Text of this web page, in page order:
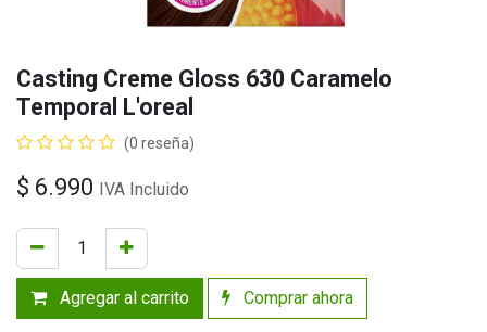
Casting Creme Gloss 630 Caramelo
Temporal L'oreal
(0 reseña)
$ 6.990 IVA Incluido
Agregar al carrito Comprar ahora